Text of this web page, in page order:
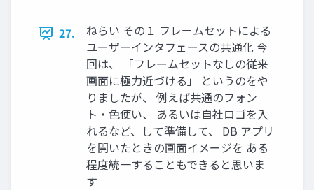
27.
ねらい その１ フレームセットによる
ユーザーインタフェースの共通化 今
回は、 「フレームセットなしの従来
画面に極力近づける」 というのをや
りましたが、 例えば共通のフォン
ト・色使い、 あるいは自社ロゴを入
れるなど、して準備して、 DB アプリ
を開いたときの画面イメージを ある
程度統一することもできると思いま
す